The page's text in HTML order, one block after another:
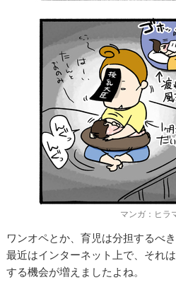
マンガ：ヒラ
ワンオペとか、育児は分担するべ
最近はインターネット上で、それ
する機会が増えましたよね。